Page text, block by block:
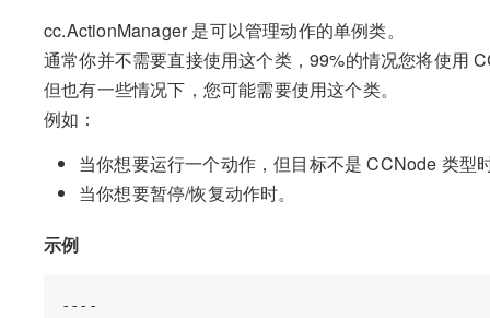
cc.ActionManager 是可以管理动作的单例类。
通常你并不需要直接使用这个类，99%的情况您将使用
但也有一些情况下，您可能需要使用这个类。
例如：
当你想要运行一个动作，但目标不是 CCNode 类型
当你想要暂停/恢复动作时。
示例